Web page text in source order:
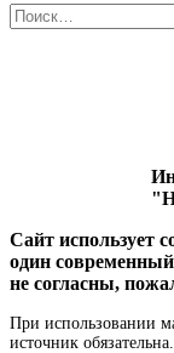
Найти:
Сайт использует
один
не согласны,
При использовании
источник обязательна.